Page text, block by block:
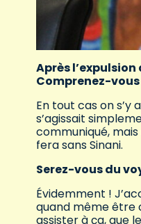
Après
Comprenez-
En tout cas on s’y
s’agissait
communiqué,
fera sans Sinani.
Serez-vous du
Évidemment !
quand même être
assister à ça, que